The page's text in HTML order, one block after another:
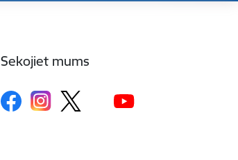
Sekojiet mums